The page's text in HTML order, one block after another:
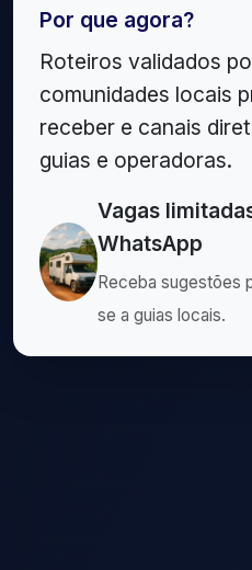
Por que agora?
Roteiros validados
comunidades locais
receber e canais
guias e operadoras.
Vagas
WhatsApp
Receba sugestões
se a guias locais.